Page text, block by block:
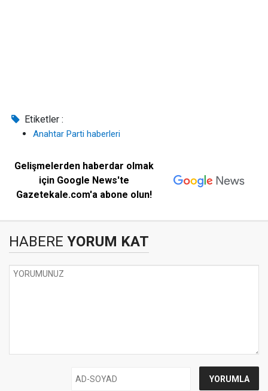
Etiketler :
Anahtar Parti haberleri
Gelişmelerden haberdar olmak
için Google News'te
Gazetekale.com'a abone olun!
HABERE YORUM KAT